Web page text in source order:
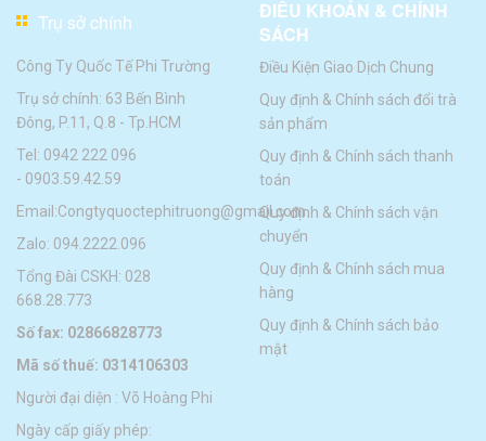
Trụ sở chính
Công Ty Quốc Tế Phi Trường
Trụ sở chính: 63 Bến Bình
Đông, P.11, Q.8 - Tp.HCM
Tel: 0942 222 096
- 0903.59.42.59
Email:Congtyquoctephitruong@gmail.com
Zalo: 094.2222.096
Tổng Đài CSKH: 028
668.28.773
Số fax: 02866828773
Mã số thuế: 0314106303
Người đại diện : Võ Hoàng Phi
Ngày cấp giấy phép:
ĐIỀU KHOẢN & CHÍNH
SÁCH
Điều Kiện Giao Dịch Chung
Quy định & Chính sách đổi trà
sản phẩm
Quy định & Chính sách thanh
toán
Quy định & Chính sách vận
chuyển
Quy định & Chính sách mua
hàng
Quy định & Chính sách bảo
mật